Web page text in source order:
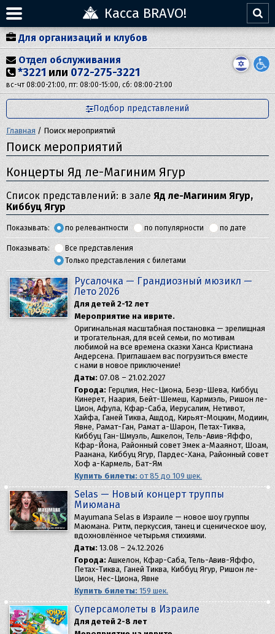
Касса BRAVO!
Для организаций и клубов
Отдел обслуживания
*3221 или 072-275-3221
вс-чт 08:00-21:00, пт: 08:00-15:00, сб: 08:00-21:00
Подбор представлений
Главная / Поиск мероприятий
Поиск мероприятий
Концерты Яд ле-Магиним Ягур
Список представлений: в зале Яд ле-Магиним Ягур,
Киббуц Ягур
Показывать: по релевантности по популярности по дате
Показывать:
Все представления
Только представления с билетами
Русалочка — Грандиозный мюзикл —
Лето 2026
Для детей 2-12 лет
Мероприятие на иврите.
Оригинальная масштабная постановка — зрелищная
и трогательная, для всей семьи, по мотивам
любимой на все времена сказки Ханса Кристиана
Андерсена. Приглашаем вас погрузиться вместе
с нами в новое приключение!
Даты: 07.08 – 21.02.2027
Города: Герцлия, Нес-Циона, Беэр-Шева, Киббуц
Кинерет, Наария, Бейт-Шемеш, Кармиэль, Ришон ле-
Цион, Афула, Кфар-Саба, Иерусалим, Нетивот,
Хайфа, Ганей Тиква, Ашдод, Кирьят-Моцкин, Модиин,
Явне, Рамат-Ган, Рамат а-Шарон, Петах-Тиква,
Киббуц Ган-Шмуэль, Ашкелон, Тель-Авив-Яффо,
Кфар-Йона, Районный совет Эмек а-Мааянот, Шоам,
Раанана, Киббуц Ягур, Пардес-Хана, Районный совет
Хоф а-Кармель, Бат-Ям
Купить билеты: от 85 до 109 шек.
Selas — Новый концерт труппы
Миюмана
Mayumana Selas в Израиле — новое шоу группы
Маюмана. Ритм, перкуссия, танец и сценическое шоу,
вдохновлённое четырьмя стихиями.
Даты: 13.08 – 24.12.2026
Города: Ашкелон, Кфар-Саба, Тель-Авив-Яффо,
Петах-Тиква, Ганей Тиква, Киббуц Ягур, Ришон ле-
Цион, Нес-Циона, Явне
Купить билеты: 159 шек.
Суперсамолеты в Израиле
Для детей 2-8 лет